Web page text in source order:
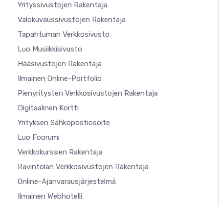
Yrityssivustojen Rakentaja
Valokuvaussivustojen Rakentaja
Tapahtuman Verkkosivusto
Luo Musiikkisivusto
Hääsivustojen Rakentaja
Ilmainen Online-Portfolio
Pienyritysten Verkkosivustojen Rakentaja
Digitaalinen Kortti
Yrityksen Sähköpostiosoite
Luo Foorumi
Verkkokurssien Rakentaja
Ravintolan Verkkosivustojen Rakentaja
Online-Ajanvarausjärjestelmä
Ilmainen Webhotelli